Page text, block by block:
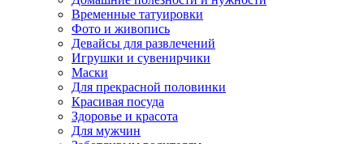
Временные татуировки
Фото и живопись
Девайсы для развлечений
Игрушки и сувенирчики
Маски
Для прекрасной половинки
Красивая посуда
Здоровье и красота
Для мужчин